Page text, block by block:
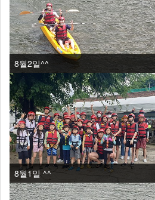
8월2일^^
8월1일 ^^